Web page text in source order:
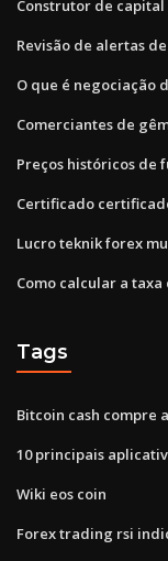
Construtor de
Revisão de alertas
O que é negociação
Comerciantes de
Preços históricos de
Certificado
Lucro teknik forex
Como calcular a
Tags
Bitcoin cash compre
10 principais
Wiki eos coin
Forex trading rsi